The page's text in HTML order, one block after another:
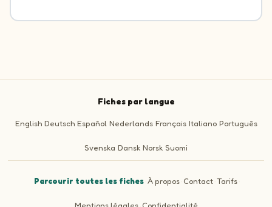
Fiches par langue
English Deutsch Español Nederlands Français Italiano Português
Svenska Dansk Norsk Suomi
Parcourir toutes les fiches ·À propos · Contact ·Tarifs ·